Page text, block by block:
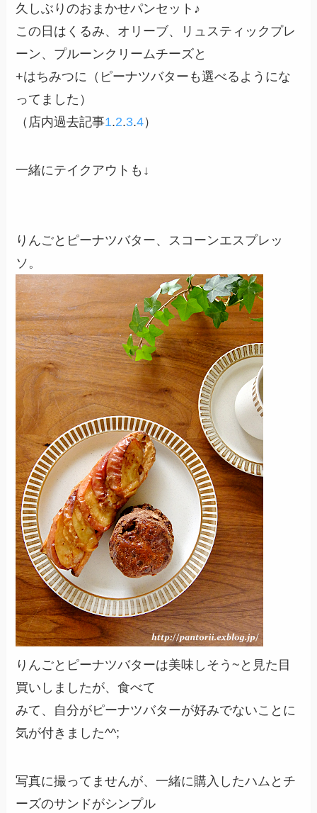
久しぶりのおまかせパンセット♪
この日はくるみ、オリーブ、リュスティックプレ
ーン、プルーンクリームチーズと
+はちみつに（ピーナツバターも選べるようにな
ってました）
（店内過去記事1.2.3.4）
一緒にテイクアウトも↓
りんごとピーナツバター、スコーンエスプレッ
ソ。
りんごとピーナツバターは美味しそう~と見た目
買いしましたが、食べて
みて、自分がピーナツバターが好みでないことに
気が付きました^^;
写真に撮ってませんが、一緒に購入したハムとチ
ーズのサンドがシンプル